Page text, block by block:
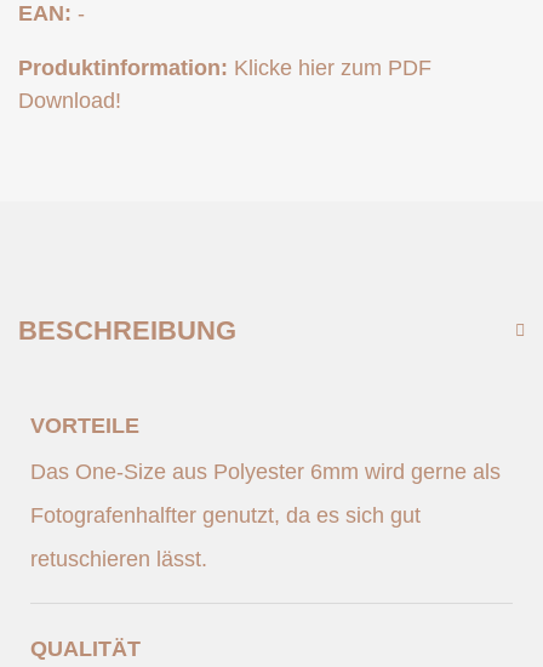
EAN: -
Produktinformation: Klicke hier zum PDF
Download!
BESCHREIBUNG
VORTEILE
Das One-Size aus Polyester 6mm wird gerne als
Fotografenhalfter genutzt, da es sich gut
retuschieren lässt.
QUALITÄT